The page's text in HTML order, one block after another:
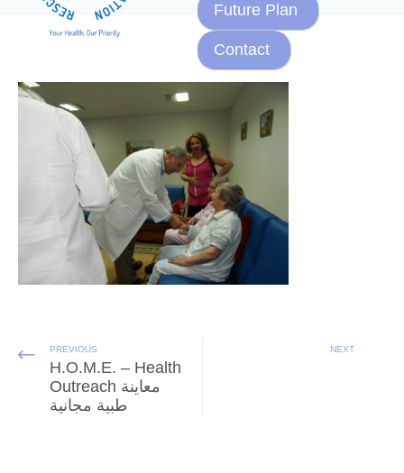
Future Plan
Contact
PREVIOUS
H.O.M.E. – Health
Outreach معاينة
طبية مجانية
NEXT